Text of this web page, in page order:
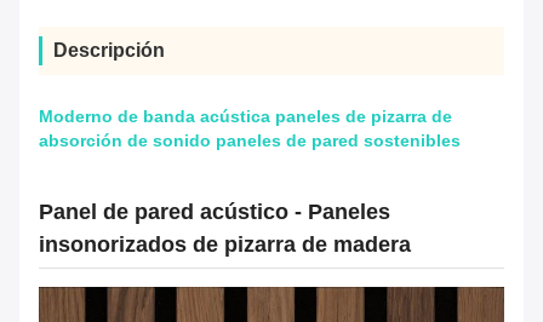
Descripción
Moderno de banda acústica paneles de pizarra de
absorción de sonido paneles de pared sostenibles
Panel de pared acústico - Paneles
insonorizados de pizarra de madera